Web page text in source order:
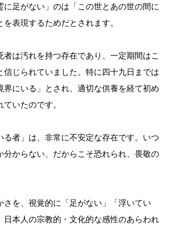
に足がない」のは「この世とあの世の間に
表現するためだとされます。
者は汚れを持つ存在であり、一定期間はこ
信じられていました。特に四十九日までは
界にいる」とされ、適切な供養を経て初め
いたのです。
る者」は、非常に不安定な存在です。いつ
分からない、だからこそ恐れられ、畏敬の
さを、視覚的に「足がない」「浮いてい
日本人の宗教的・文化的な感性のあらわれ